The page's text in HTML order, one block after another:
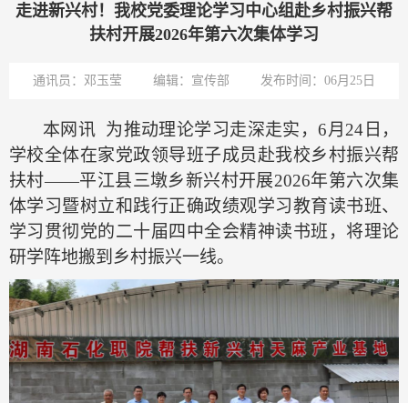
走进新兴村！我校党委理论学习中心组赴乡村振兴帮
扶村开展2026年第六次集体学习
通讯员：邓玉莹 编辑：宣传部 发布时间：06月25日
本网讯 为推动理论学习走深走实，6月24日，
学校全体在家党政领导班子成员赴我校乡村振兴帮
扶村——平江县三墩乡新兴村开展2026年第六次集
体学习暨树立和践行正确政绩观学习教育读书班、
学习贯彻党的二十届四中全会精神读书班，将理论
研学阵地搬到乡村振兴一线。